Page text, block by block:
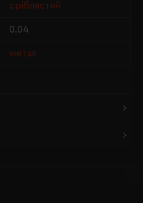
сріблястий
0.04
метал